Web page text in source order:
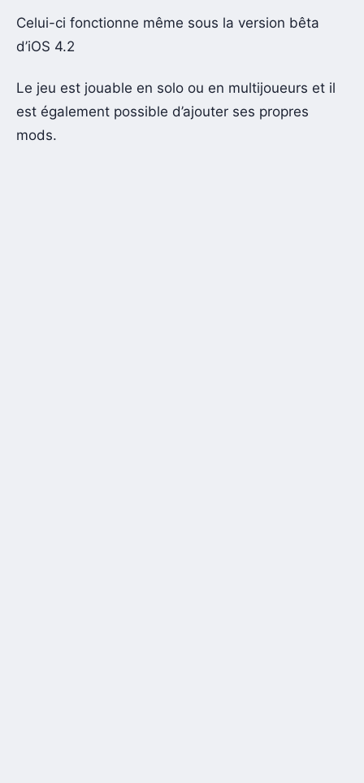
Celui-ci fonctionne même sous la version bêta
d’iOS 4.2
Le jeu est jouable en solo ou en multijoueurs et il
est également possible d’ajouter ses propres
mods.